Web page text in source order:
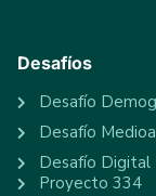
Desafíos
Desafío
Desafío
Desafío Digital
Proyecto 334